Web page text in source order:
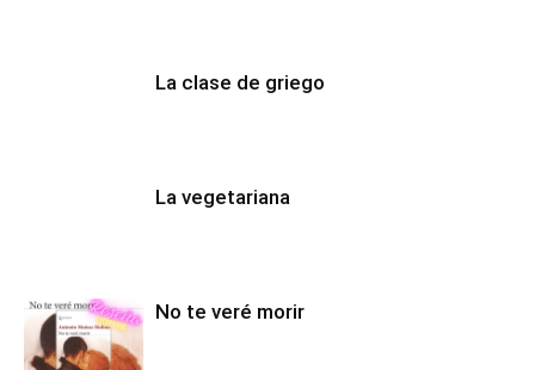
La clase de griego
La vegetariana
No te veré morir